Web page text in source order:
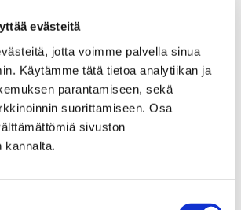
evästeitä
jotta voimme palvella sinua
Käytämme tätä tietoa analytiikan ja
parantamiseen, sekä
suorittamiseen. Osa
sivuston
kannalta.
ja hallinto
Ota yhteyttä
ja lomakkeet
koulutus